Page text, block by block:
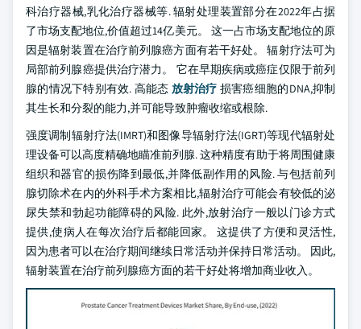
科治疗器械,乳化治疗器械等. 辐射处理装置部分在2022年占据
了市场支配地位,价值超过14亿美元。 这一占市场支配地位的原
因是辐射装置在治疗前列腺癌方面有若干好处。 辐射疗法可为
局部前列腺癌提供治疗潜力。 它在早期疾病或癌症仅限于前列
腺的情况下特别有效. 高能态 放射治疗 损害癌细胞的DNA,抑制
其生长和分裂的能力,并可能导致肿瘤收缩或根除.
强度调制辐射疗法(IMRT)和图像导辐射疗法(IGRT)等现代辐射处
理设备可以高度精确地瞄准前列腺. 这种精度有助于将周围健康
组织和器官的损伤降到最低,并降低副作用的风险. 与包括前列
腺切除术在内的外科手术方案相比,辐射治疗可能会有较低的泌
尿失禁和勃起功能障碍的风险. 此外,放射治疗一般以门诊方式
提供,使病人在每次治疗后都能回家。 这提供了方便和灵活性,
因为患者可以在治疗期间继续日常活动并保持日常活动。 因此,
辐射装置在治疗前列腺癌方面的若干好处将增加商业收入。